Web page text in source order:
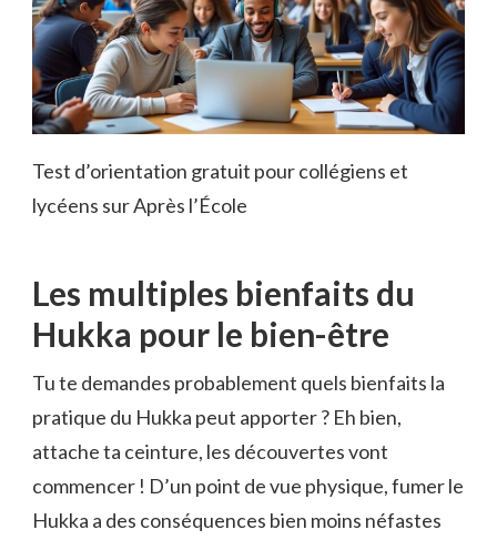
Test d’orientation gratuit pour collégiens et
lycéens sur Après l’École
Les multiples bienfaits du
Hukka pour le bien-être
Tu te demandes probablement quels bienfaits la
pratique du Hukka peut apporter ? Eh bien,
attache ta ceinture, les découvertes vont
commencer ! D’un point de vue physique, fumer le
Hukka a des conséquences bien moins néfastes